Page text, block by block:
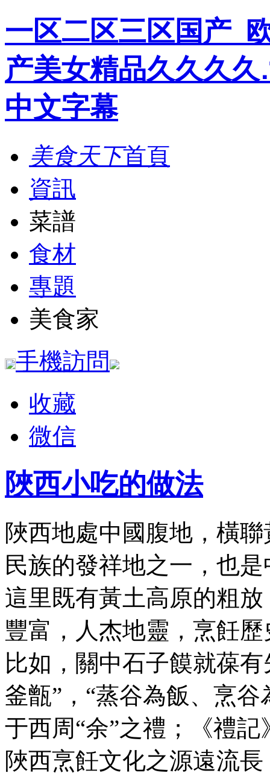
一区二区三区国产_
产美女精品久久久
中文字幕
美食天下首頁
資訊
菜譜
食材
專題
美食家
手機訪問
收藏
微信
陜西小吃的做法
陜西地處中國腹地，橫聯
民族的發祥地之一，也
這里既有黃土高原的粗放
豐富，人杰地靈，烹飪
比如，關中石子饃就葆
釜甑”，“蒸谷為飯
于西周“余”之禮；《禮記
陜西烹飪文化之源遠流長